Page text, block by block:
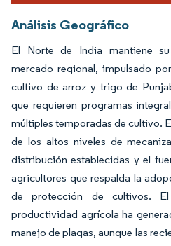
Análisis Geográfico
El Norte de India mantiene
mercado regional, impulsado
cultivo de arroz y trigo de
que requieren programas
múltiples temporadas de cultivo.
de los altos niveles de
distribución establecidas y el
agricultores que respalda la
de protección de cultivos.
productividad agrícola ha
manejo de plagas, aunque las